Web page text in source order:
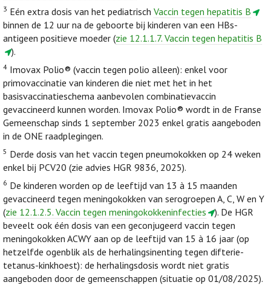
3 Eén extra dosis van het pediatrisch Vaccin tegen hepatitis B
binnen de 12 uur na de geboorte bij kinderen van een HBs-
antigeen positieve moeder (zie 12.1.1.7. Vaccin tegen hepatitis B
).
4 Imovax Polio® (vaccin tegen polio alleen): enkel voor
primovaccinatie van kinderen die niet met het in het
basisvaccinatieschema aanbevolen combinatievaccin
gevaccineerd kunnen worden. Imovax Polio® wordt in de Franse
Gemeenschap sinds 1 september 2023 enkel gratis aangeboden
in de ONE raadplegingen.
5 Derde dosis van het vaccin tegen pneumokokken op 24 weken
enkel bij PCV20 (zie advies HGR 9836, 2025).
6 De kinderen worden op de leeftijd van 13 à 15 maanden
gevaccineerd tegen meningokokken van serogroepen A, C, W en Y
(zie 12.1.2.5. Vaccin tegen meningokokkeninfecties
). De HGR
beveelt ook één dosis van een geconjugeerd vaccin tegen
meningokokken ACWY aan op de leeftijd van 15 à 16 jaar (op
hetzelfde ogenblik als de herhalingsinenting tegen difterie-
tetanus-kinkhoest): de herhalingsdosis wordt niet gratis
aangeboden door de gemeenschappen (situatie op 01/08/2025).